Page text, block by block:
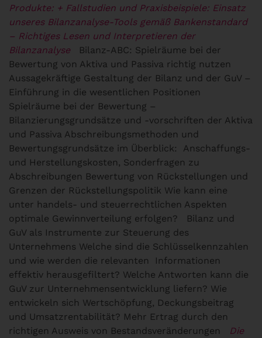
Produkte: + Fallstudien und Praxisbeispiele: Einsatz
unseres Bilanzanalyse-Tools gemäß Bankenstandard
– Richtiges Lesen und Interpretieren der
Bilanzanalyse
Bilanz-ABC: Spielräume bei der
Bewertung von Aktiva und Passiva richtig nutzen
Aussagekräftige Gestaltung der Bilanz und der GuV –
Einführung in die wesentlichen Positionen
Spielräume bei der Bewertung –
Bilanzierungsgrundsätze und -vorschriften der Aktiva
und Passiva Abschreibungsmethoden und
Bewertungsgrundsätze im Überblick: Anschaffungs-
und Herstellungskosten, Sonderfragen zu
Abschreibungen Bewertung von Rückstellungen und
Grenzen der Rückstellungspolitik Wie kann eine
unter handels- und steuerrechtlichen Aspekten
optimale Gewinnverteilung erfolgen?
Bilanz und
GuV als Instrumente zur Steuerung des
Unternehmens Welche sind die Schlüsselkennzahlen
und wie werden die relevanten Informationen
effektiv herausgefiltert? Welche Antworten kann die
GuV zur Unternehmensentwicklung liefern? Wie
entwickeln sich Wertschöpfung, Deckungsbeitrag
und Umsatzrentabilität? Mehr Ertrag durch den
richtigen Ausweis von Bestandsveränderungen
Die